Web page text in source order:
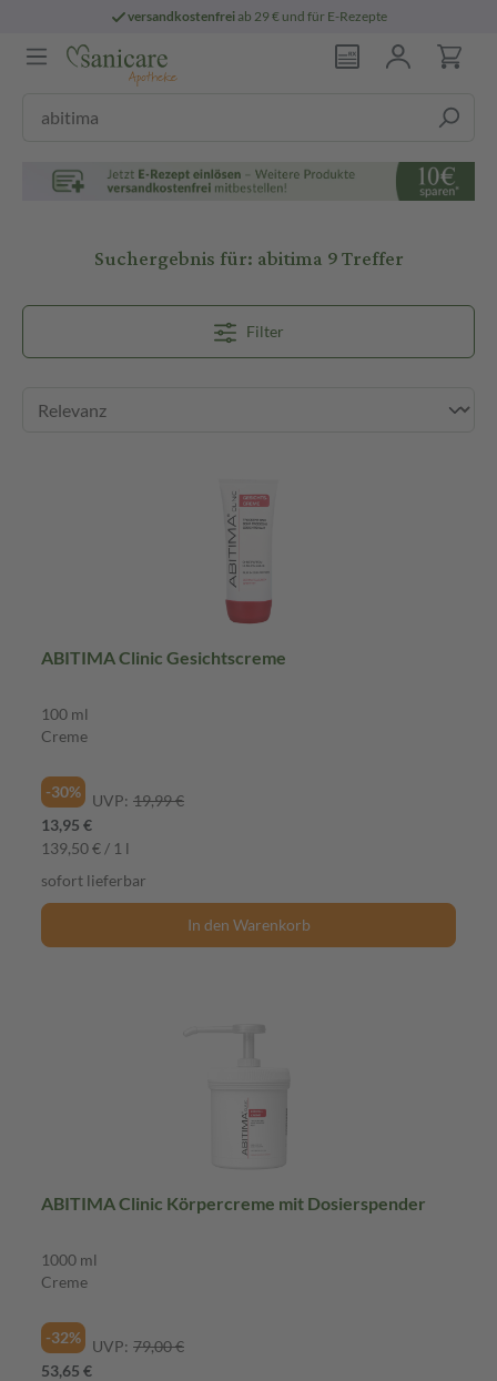
versandkostenfreiab 29 € und für E-Rezepte
Suchergebnis für:abitima9 Treffer
Filter
ABITIMA Clinic Gesichtscreme
100 ml
Creme
-30% UVP: 19,99 €
13,95 €
139,50 € / 1 l
sofort lieferbar
In den Warenkorb
ABITIMA Clinic Körpercreme mit Dosierspender
1000 ml
Creme
-32% UVP: 79,00 €
53,65 €